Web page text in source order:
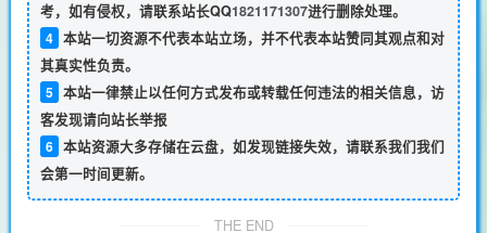
考，如有侵权，请联系站长QQ1821171307进行删除处理。
4 本站一切资源不代表本站立场，并不代表本站赞同其观点和对
其真实性负责。
5 本站一律禁止以任何方式发布或转载任何违法的相关信息，访
客发现请向站长举报
6 本站资源大多存储在云盘，如发现链接失效，请联系我们我们
会第一时间更新。
THE END